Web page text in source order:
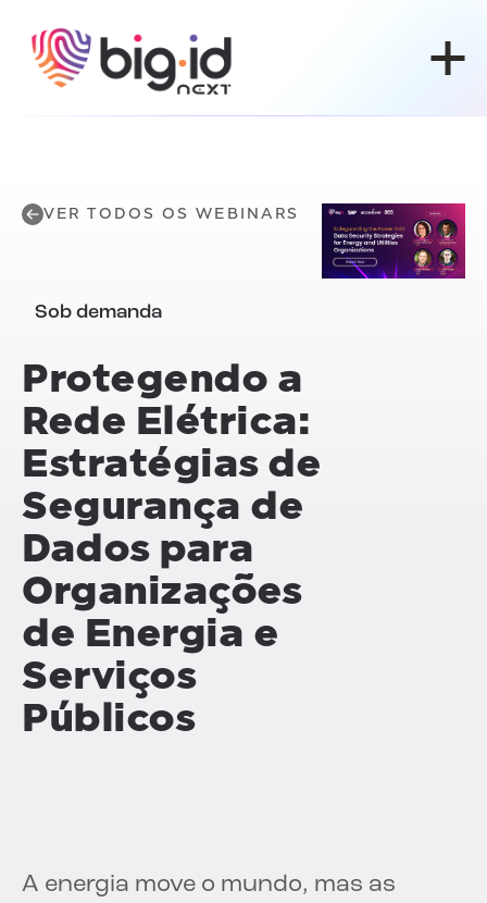
VER TODOS OS WEBINARS
Sob demanda
Protegendo a
Rede Elétrica:
Estratégias de
Segurança de
Dados para
Organizações
de Energia e
Serviços
Públicos
A energia move o mundo, mas as